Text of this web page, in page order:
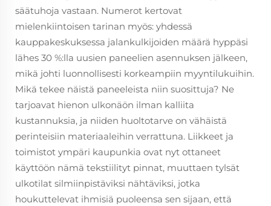
säätuhoja vastaan. Numerot kertovat
mielenkiintoisen tarinan myös: yhdessä
kauppakeskuksessa jalankulkijoiden määrä hyppäsi
lähes 30 %:lla uusien paneelien asennuksen jälkeen,
mikä johti luonnollisesti korkeampiin myyntilukuihin.
Mikä tekee näistä paneeleista niin suosittuja? Ne
tarjoavat hienon ulkonäön ilman kalliita
kustannuksia, ja niiden huoltotarve on vähäistä
perinteisiin materiaaleihin verrattuna. Liikkeet ja
toimistot ympäri kaupunkia ovat nyt ottaneet
käyttöön nämä tekstiilityt pinnat, muuttaen tylsät
ulkotilat silmiinpistäviksi nähtäviksi, jotka
houkuttelevat ihmisiä puoleensa sen sijaan, että